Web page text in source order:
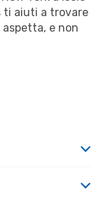
ti aiuti a trovare
e non